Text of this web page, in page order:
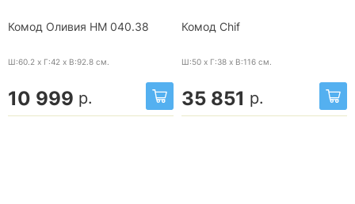
Комод Оливия НМ 040.38
Ш:60.2 x Г:42 x В:92.8 см.
10 999 р.
Комод Chif
Ш:50 x Г:38 x В:116 см.
35 851 р.